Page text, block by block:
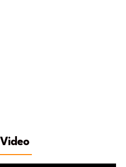
Video